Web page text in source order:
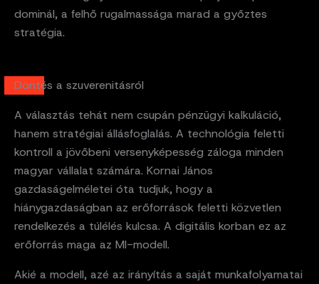
dominál, a felhő rugalmassága marad a győztes
stratégia.
Döntés a szuverenitásról
A választás tehát nem csupán pénzügyi kalkuláció,
hanem stratégiai állásfoglalás. A technológia feletti
kontroll a jövőbeni versenyképesség záloga minden
magyar vállalat számára. Kornai János
gazdaságelméletei óta tudjuk, hogy a
hiánygazdaságban az erőforrások feletti közvetlen
rendelkezés a túlélés kulcsa. A digitális korban ez az
erőforrás maga az MI-modell.
Akié a modell, azé az irányítás a saját munkafolyamatai